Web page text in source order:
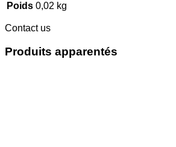
Poids 0,02 kg
Contact us
Produits apparentés